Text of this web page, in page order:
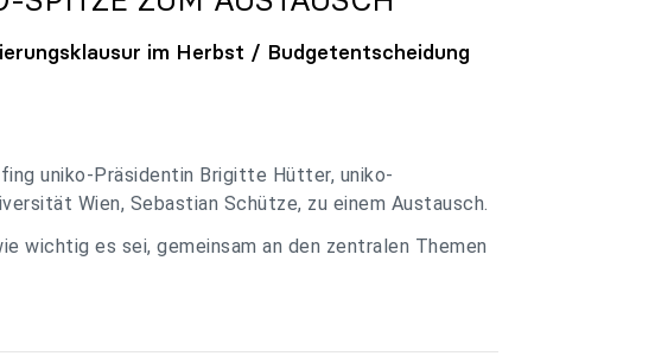
im Herbst / Budgetentscheidung
uniko-Präsidentin Brigitte Hütter, uniko-
Wien, Sebastian Schütze, zu einem Austausch.
wichtig es sei, gemeinsam an den zentralen Themen